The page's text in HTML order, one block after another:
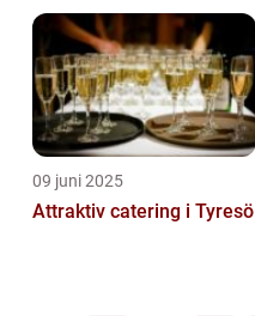
09 juni 2025
Attraktiv catering i Tyresö